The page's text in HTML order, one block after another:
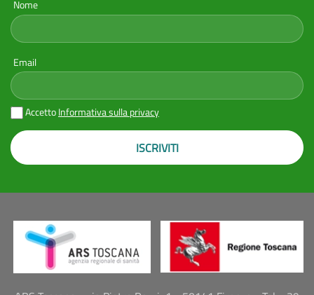
Nome
Email
AccettoInformativa sulla privacy
ISCRIVITI